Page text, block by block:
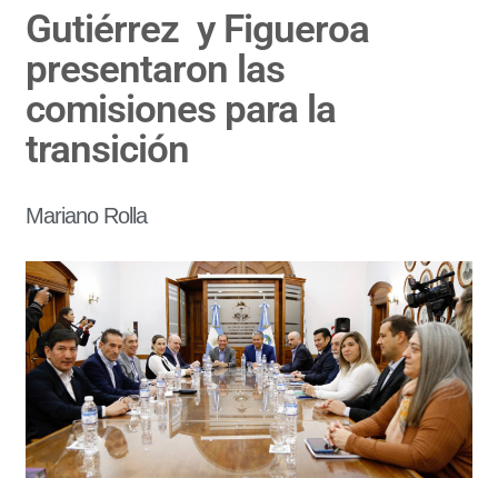
Gutiérrez y Figueroa
presentaron las
comisiones para la
transición
Mariano Rolla